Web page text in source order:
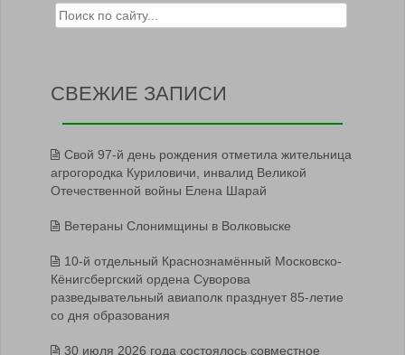
Search for:
СВЕЖИЕ ЗАПИСИ
Свой 97-й день рождения отметила жительница
агрогородка Куриловичи, инвалид Великой
Отечественной войны Елена Шарай
Ветераны Слонимщины в Волковыске
10-й отдельный Краснознамённый Московско-
Кёнигсбергский ордена Суворова
разведывательный авиаполк празднует 85-летие
со дня образования
30 июля 2026 года состоялось совместное